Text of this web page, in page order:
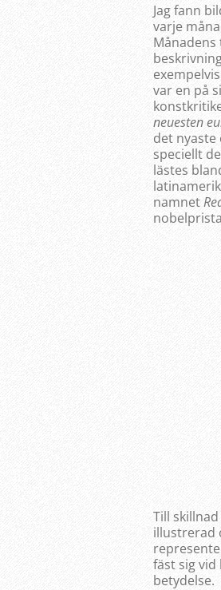
Jag fann
varje
var en på
neuesten
det nyaste
speciellt
lästes
namnet
Till
illustrerad
fäst sig
betydelse.